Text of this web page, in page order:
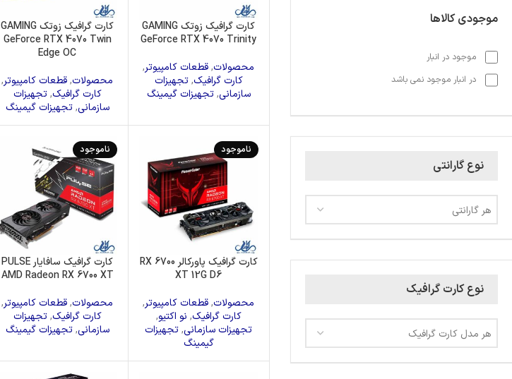
موجودی کالاها
موجود در انبار
در انبار موجود نمی باشد
نوع گارانتی
هر گارانتی
نوع کارت گرافیک
هر مدل کارت گرافیک
کارت گرافیک زوتک GAMING
GeForce RTX 4070 Trinity
محصولات,قطعات کامپیوتر,
کارت گرافیک,تجهیزات
سازمانی,تجهیزات گیمینگ
کارت گرافیک زوتک GAMING
GeForce RTX 4070 Twin
Edge OC
محصولات,قطعات کامپیوتر,
کارت گرافیک,تجهیزات
سازمانی,تجهیزات گیمینگ
ناموجود
کارت گرافیک پاورکالر RX 6700
XT 12G D6
محصولات,قطعات کامپیوتر,
کارت گرافیک, نو اکتیو,
تجهیزات سازمانی,تجهیزات
گیمینگ
ناموجود
کارت گرافیک سافایار PULSE
AMD Radeon RX 6700 XT
محصولات,قطعات کامپیوتر,
کارت گرافیک,تجهیزات
سازمانی,تجهیزات گیمینگ